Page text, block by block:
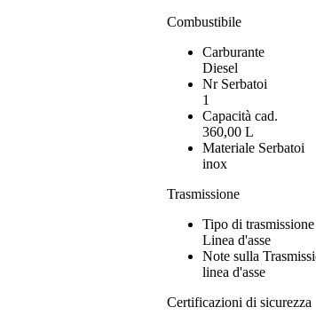
Combustibile
Carburante
Diesel
Nr Serbatoi
1
Capacità cad.
360,00 L
Materiale Serbatoi
inox
Trasmissione
Tipo di trasmissione
Linea d'asse
Note sulla
linea d'asse
Certificazioni di sicurezza